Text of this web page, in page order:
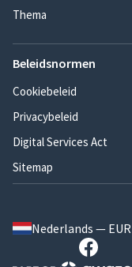
Thema
Beleidsnormen
Cookiebeleid
Privacybeleid
Digital Services Act
Sitemap
Nederlands — EUR